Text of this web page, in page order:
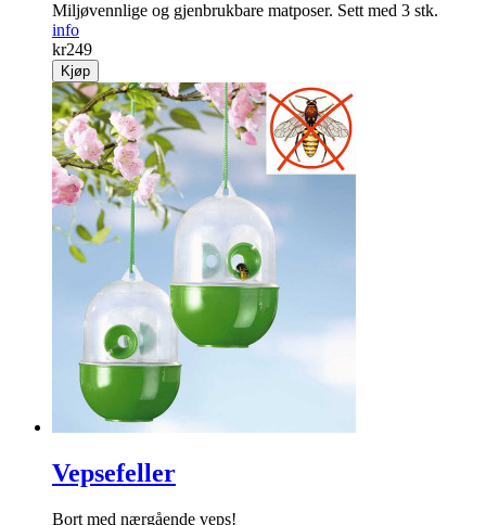
Miljøvennlige og gjenbrukbare matposer. Sett med 3 stk.
info
kr249
Kjøp
Vepsefeller
Bort med nærgående veps!